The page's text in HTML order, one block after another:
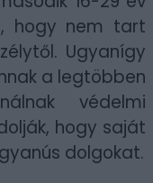
hogy nem tart
Ugyanígy
a legtöbben
védelmi
hogy saját
dolgokat.